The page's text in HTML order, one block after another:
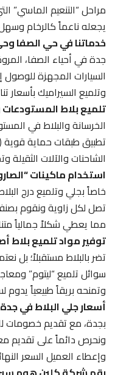
مراحل “التنعيم الماسي”
يجعله ناعماً كالرخام وسهل
خدماتنا في حي الصفا وحي
جدة في أحياء الصفا،
السيارات المجهزة للوصول
وتلميع السيراميك بأسعار
تلميع بلاط المستودعات
الخرسانة والبلاط في
تطبيق طبقات حماية قوية
الشاحنات والآلات الثقيلة
استخدام ماكينات
خاصاً بجلي وتلميع درج
تصل لكل زاوية ونقوم
مما يعطي شكلاً جمالياً
توفير مواد تلميع بلاط
تضر بالبلاط مستقبلاً؛ بل
سوائل تلميع “ليتوم”
وتمنحه بريقاً طبيعياً يدوم
أسعار جلي البلاط في جدة
ونحرص دائماً على تقديم
وإعطاء العميل السعر